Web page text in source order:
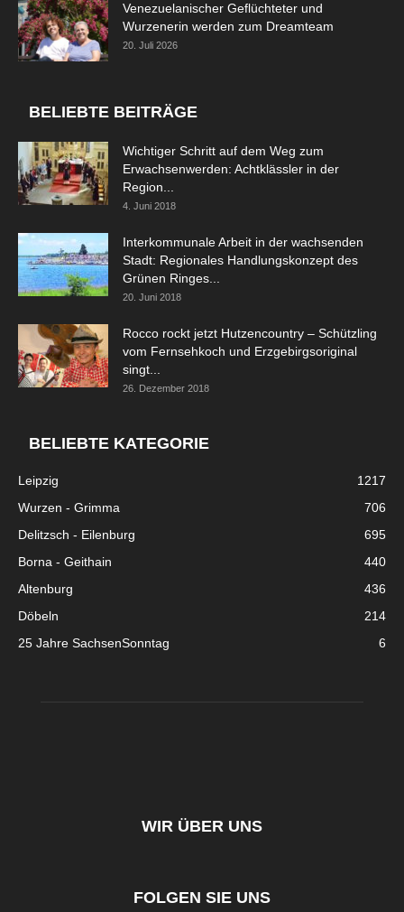
Venezuelanischer Geflüchteter und
Wurzenerin werden zum Dreamteam
20. Juli 2026
BELIEBTE BEITRÄGE
Wichtiger Schritt auf dem Weg zum
Erwachsenwerden: Achtklässler in der
Region...
4. Juni 2018
Interkommunale Arbeit in der wachsenden
Stadt: Regionales Handlungskonzept des
Grünen Ringes...
20. Juni 2018
Rocco rockt jetzt Hutzencountry – Schützling
vom Fernsehkoch und Erzgebirgsoriginal
singt...
26. Dezember 2018
BELIEBTE KATEGORIE
Leipzig
1217
Wurzen - Grimma
706
Delitzsch - Eilenburg
695
Borna - Geithain
440
Altenburg
436
Döbeln
214
25 Jahre SachsenSonntag
6
WIR ÜBER UNS
FOLGEN SIE UNS